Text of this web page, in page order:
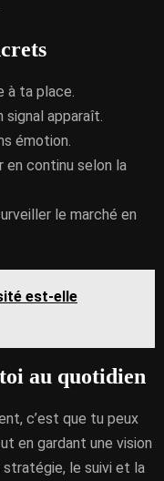
à ta place.
signal apparaît.
émotion.
en continu selon la
le marché en
est-elle
au quotidien
c’est que tu peux
en gardant une vision
le suivi et la